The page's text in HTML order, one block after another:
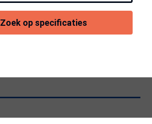
Zoek op specificaties